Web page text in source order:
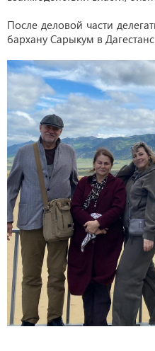
После деловой части
бархану Сарыкум в